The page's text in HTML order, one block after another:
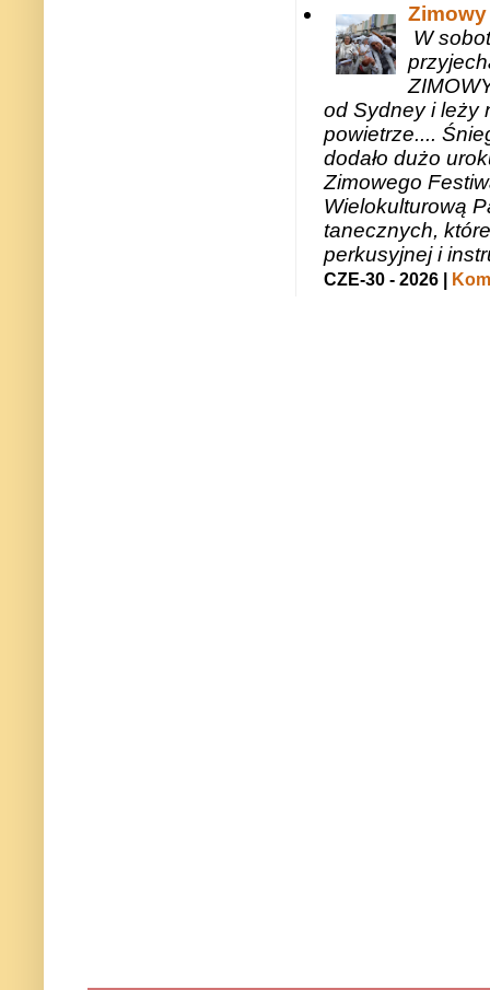
W
od Sydney i leży
powietrze....
dodało dużo
Zimowego
Wielokulturową
tanecznych,
perkusyjnej i
CZE-30 - 2026 |